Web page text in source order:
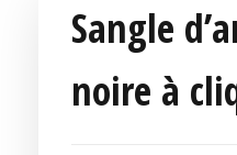
Sangle
noire à